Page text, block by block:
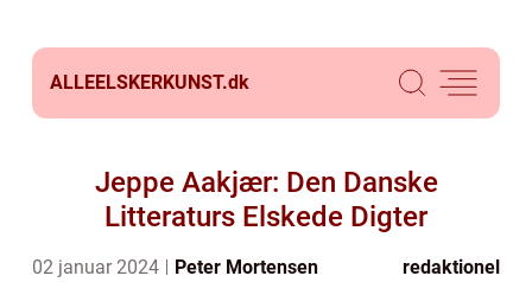
ALLEELSKERKUNST.dk
Jeppe Aakjær: Den Danske
Litteraturs Elskede Digter
02 januar 2024 Peter Mortensen redaktionel